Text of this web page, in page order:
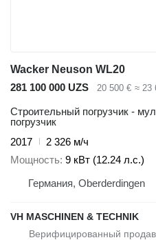
Wacker Neuson WL20
281 100 000 UZS
20 500 € ≈ 23
Строительный погрузчик -
погрузчик
2017
2 326 м/ч
Мощность 9 кВт (12.24 л.с.)
Германия, Oberderdingen
VH MASCHINEN & TECHNIK